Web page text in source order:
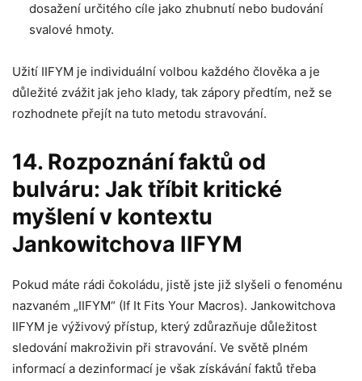
dosažení určitého cíle jako zhubnutí nebo budování
svalové hmoty.
Užití IIFYM je individuální volbou každého člověka a je
důležité zvážit jak jeho klady, tak zápory předtím, než se
rozhodnete přejít na tuto metodu stravování.
14. Rozpoznání faktů od
bulváru: Jak tříbit kritické
myšlení v kontextu
Jankowitchova IIFYM
Pokud máte rádi čokoládu, jistě jste již slyšeli o fenoménu
nazvaném „IIFYM“ (If It Fits Your Macros). Jankowitchova
IIFYM je výživový přístup, který zdůrazňuje důležitost
sledování makroživin při stravování. Ve světě plném
informací a dezinformací je však získávání faktů třeba